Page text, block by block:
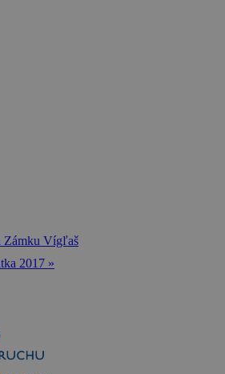
Zámku Vígľaš
2017 »